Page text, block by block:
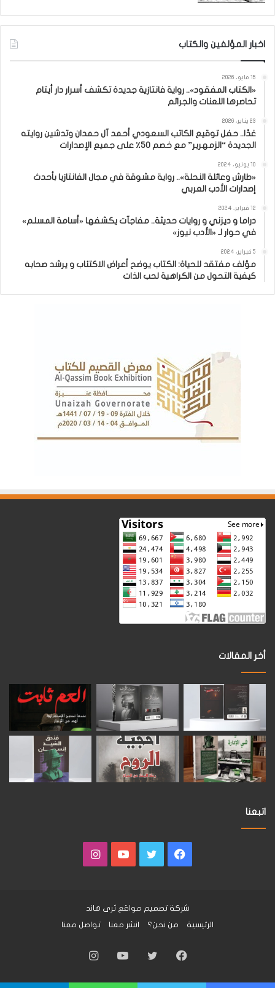
اخبار المؤلفين والكتاب
15 مايو، 2026
«الكتاب المفقود».. رواية فانتازية جديدة تكشف أسرار دار أيتام
تحاصرها اللعنات والجرائم
23 يناير، 2026
غدًا.. حفل توقيع الكاتب السعودي أحمد آل حمدان وتدشين روايته
الجديدة “الزمهرير” مع خصم 50٪ على جميع الإصدارات
10 يونيو، 2024
«طارش وعائلة النحلة».. رواية مشوقة في مجال الفانتازيا بأحدث
إصدارات الأدب العربي
12 فبراير، 2024
دراما و ديزني و روايات حديثة.. مفاجآت يكشفها «أسامة المسلم»
في حوار لـ «الأدب نيوز»
5 فبراير، 2024
مؤلف مفتقد للحياة: الكتاب يوضح أعراض الاكتئاب و يرشد صحابه
كيفية التحول من الكراهية لحب الذات
أخر المقالات
اتبعنا
فيسبوكتويتر يوتيوبانستقرام
شركة تصميم مواقع ثرى هاند
الرئيسية
من نحن؟ انشر معنا تواصل معنا
فيسبوكتويتر يوتيوبانستقرام